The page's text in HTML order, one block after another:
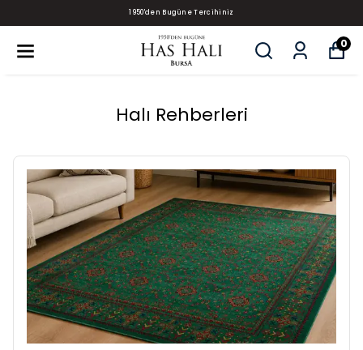
1950'den Bugüne Tercihiniz
0
Halı Rehberleri